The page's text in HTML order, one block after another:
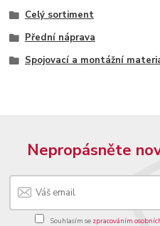
Celý sortiment
Přední náprava
Spojovací a montážní
Nepropásněte
Souhlasím se zpracováním